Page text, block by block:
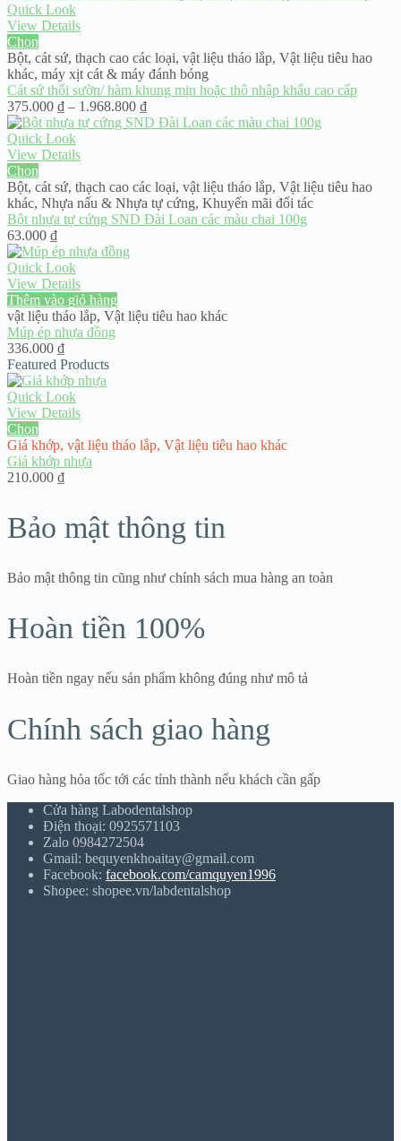
Quick Look
View Details
Chọn
Bột, cát sứ, thạch cao các loại, vật liệu tháo lắp, Vật liệu tiêu hao
khác, máy xịt cát & máy đánh bóng
Cát sứ thổi sườn/ hàm khung mịn hoặc thô nhập khẩu cao cấp
375.000 ₫ – 1.968.800 ₫Khoảng
giá:
1.968.800 ₫
Quick Look
View Details
Chọn
Bột, cát sứ, thạch cao các loại, vật liệu tháo lắp, Vật liệu tiêu hao
khác, Nhựa nấu & Nhựa tự cứng, Khuyến mãi đối tác
Bột nhựa tự cứng SND Đài Loan các màu chai 100g
63.000 ₫
Quick Look
View Details
Thêm vào giỏ hàng
vật liệu tháo lắp, Vật liệu tiêu hao khác
Múp ép nhựa đồng
336.000 ₫
Featured Products
Quick Look
View Details
Chọn
Giá khớp, vật liệu tháo lắp, Vật liệu tiêu hao khác
Giá khớp nhựa
210.000 ₫
Bảo mật thông tin
Bảo mật thông tin cũng như chính sách mua hàng an toàn
Hoàn tiền 100%
Hoàn tiền ngay nếu sản phẩm không đúng như mô tả
Chính sách giao hàng
Giao hàng hỏa tốc tới các tỉnh thành nếu khách cần gấp
Cửa hàng Labodentalshop
Điện thoại: 0925571103
Zalo 0984272504
Gmail: bequyenkhoaitay@gmail.com
Facebook: facebook.com/camquyen1996
Shopee: shopee.vn/labdentalshop